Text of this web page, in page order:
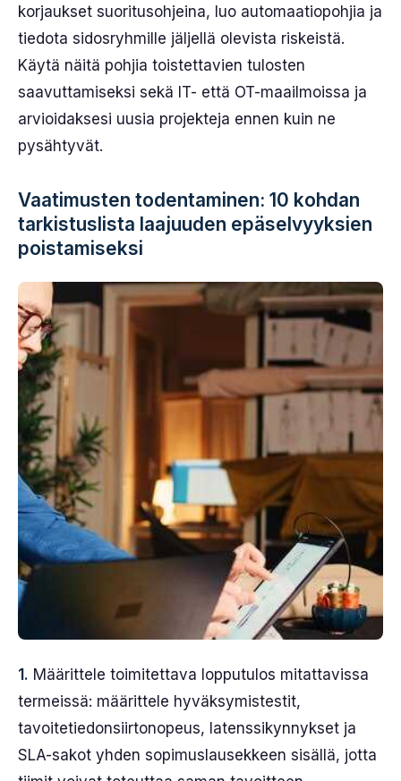
korjaukset suoritusohjeina, luo automaatiopohjia ja
tiedota sidosryhmille jäljellä olevista riskeistä.
Käytä näitä pohjia toistettavien tulosten
saavuttamiseksi sekä IT- että OT-maailmoissa ja
arvioidaksesi uusia projekteja ennen kuin ne
pysähtyvät.
Vaatimusten todentaminen: 10 kohdan
tarkistuslista laajuuden epäselvyyksien
poistamiseksi
1. Määrittele toimitettava lopputulos mitattavissa
termeissä: määrittele hyväksymistestit,
tavoitetiedonsiirtonopeus, latenssikynnykset ja
SLA-sakot yhden sopimuslausekkeen sisällä, jotta